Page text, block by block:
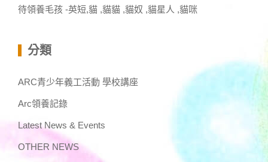
待領養毛孩 -英短,貓 ,貓貓 ,貓奴 ,貓星人 ,貓咪
分類
ARC青少年義工活動 學校講座
Arc領養記錄
Latest News & Events
OTHER NEWS